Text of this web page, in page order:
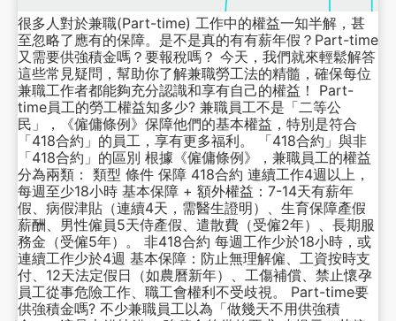
很多人對於兼職(Part-time) 工作中的權益一知半解，甚
至忽略了應有的保障。是不是真的有有薪年假？Part-time
又需要供強積金嗎？要報稅嗎？ 今天，我們就來輕鬆解答
這些常見疑問，幫助你了解兼職勞工法的精髓，確保每位
兼職工作者都能夠充分認識和享有自己的權益！ Part-
time員工的勞工權益知多少? 兼職員工不是「二等公
民」，《僱傭條例》保障他們的基本權益，特別是符合
「418合約」的員工，享有更多福利。 「418合約」與非
「418合約」的區別 根據《僱傭條例》，兼職員工的權益
分為兩類： 類型 條件 保障 418合約 連續工作4週以上，
每週至少18小時 基本保障 + 額外權益：7-14天有薪年
假、病假津貼（連續4天，需醫生證明）、生育保障產假
薪酬、男性僱員5天侍產假、遣散費（受僱2年）、長期服
務金（受僱5年）。 非418合約 每週工作少於18小時，或
連續工作少於4週 基本保障：防止無理解僱、工資按時支
付、12天法定假日（如農曆新年）、工傷補償、禁止懷孕
員工從事危險工作、職工會權利不受歧視。 Part-time要
供強積金嗎? 不少兼職員工以為「做幾天不用供強積